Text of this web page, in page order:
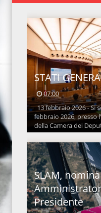
STATI
07:00
13 febbraio 2026 - Si
febbraio 2026, presso
della Camera dei
SLAM,
Presidente